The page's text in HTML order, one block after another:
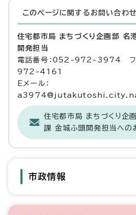
このページに関する お問い合わせ
住宅都市局 まちづくり企画部 名
開発担当
電話番号：052-972-3974 フ
972-4161
Eメール：
住宅都市局 まちづくり企
課 金城ふ頭開発担当への
市政情報